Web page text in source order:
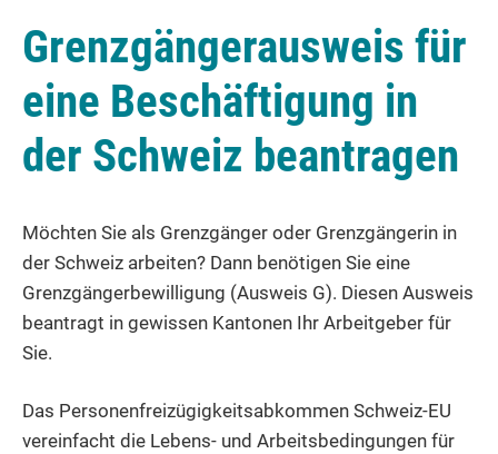
Grenzgängerausweis für
eine Beschäftigung in
der Schweiz beantragen
Möchten Sie als Grenzgänger oder Grenzgängerin in
der Schweiz arbeiten? Dann benötigen Sie eine
Grenzgängerbewilligung (Ausweis G). Diesen Ausweis
beantragt in gewissen Kantonen Ihr Arbeitgeber für
Sie.
Das Personenfreizügigkeitsabkommen Schweiz-EU
vereinfacht die Lebens- und Arbeitsbedingungen für